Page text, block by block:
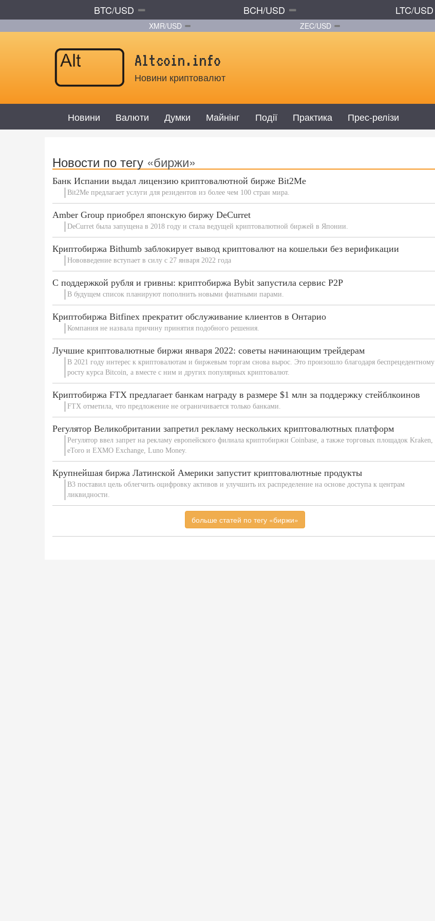
BTC/USD BCH/USD LTC/USD
XMR/USD ZEC/USD
Altcoin.info
Новини криптовалют
Новини Валюти Думки Майнінг Події Практика Прес-релізи
Новости по тегу «биржи»
Банк Испании выдал лицензию криптовалютной бирже Bit2Me
Bit2Me предлагает услуги для резидентов из более чем 100 стран мира.
Amber Group приобрел японскую биржу DeCurret
DeCurret была запущена в 2018 году и стала ведущей криптовалютной биржей в Японии.
Криптобиржа Bithumb заблокирует вывод криптовалют на кошельки без верификации
Нововведение вступает в силу с 27 января 2022 года
С поддержкой рубля и гривны: криптобиржа Bybit запустила сервис P2P
В будущем список планируют пополнить новыми фиатными парами.
Криптобиржа Bitfinex прекратит обслуживание клиентов в Онтарио
Компания не назвала причину принятия подобного решения.
Лучшие криптовалютные биржи января 2022: советы начинающим трейдерам
В 2021 году интерес к криптовалютам и биржевым торгам снова вырос. Это произошло благодаря беспрецедентному
росту курса Bitcoin, а вместе с ним и других популярных криптовалют.
Криптобиржа FTX предлагает банкам награду в размере $1 млн за поддержку стейблкоинов
FTX отметила, что предложение не ограничивается только банками.
Регулятор Великобритании запретил рекламу нескольких криптовалютных платформ
Регулятор ввел запрет на рекламу европейского филиала криптобиржи Coinbase, а также торговых площадок Kraken,
eToro и EXMO Exchange, Luno Money.
Крупнейшая биржа Латинской Америки запустит криптовалютные продукты
B3 поставил цель облегчить оцифровку активов и улучшить их распределение на основе доступа к центрам
ликвидности.
больше статей по тегу «биржи»